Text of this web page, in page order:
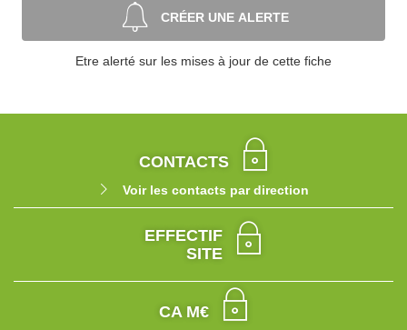
CRÉER UNE ALERTE
Etre alerté sur les mises à jour de cette fiche
CONTACTS
Voir les contacts par direction
EFFECTIF
SITE
CA M€